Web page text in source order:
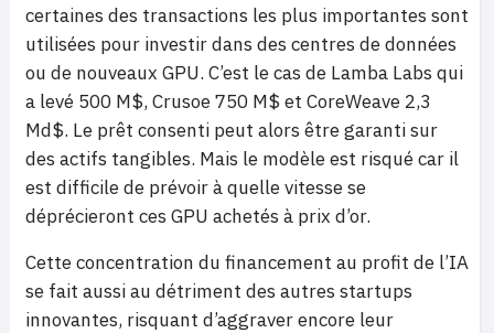
certaines des transactions les plus importantes sont
utilisées pour investir dans des centres de données
ou de nouveaux GPU. C’est le cas de Lamba Labs qui
a levé 500 M$, Crusoe 750 M$ et CoreWeave 2,3
Md$. Le prêt consenti peut alors être garanti sur
des actifs tangibles. Mais le modèle est risqué car il
est difficile de prévoir à quelle vitesse se
déprécieront ces GPU achetés à prix d’or.
Cette concentration du financement au profit de l’IA
se fait aussi au détriment des autres startups
innovantes, risquant d’aggraver encore leur